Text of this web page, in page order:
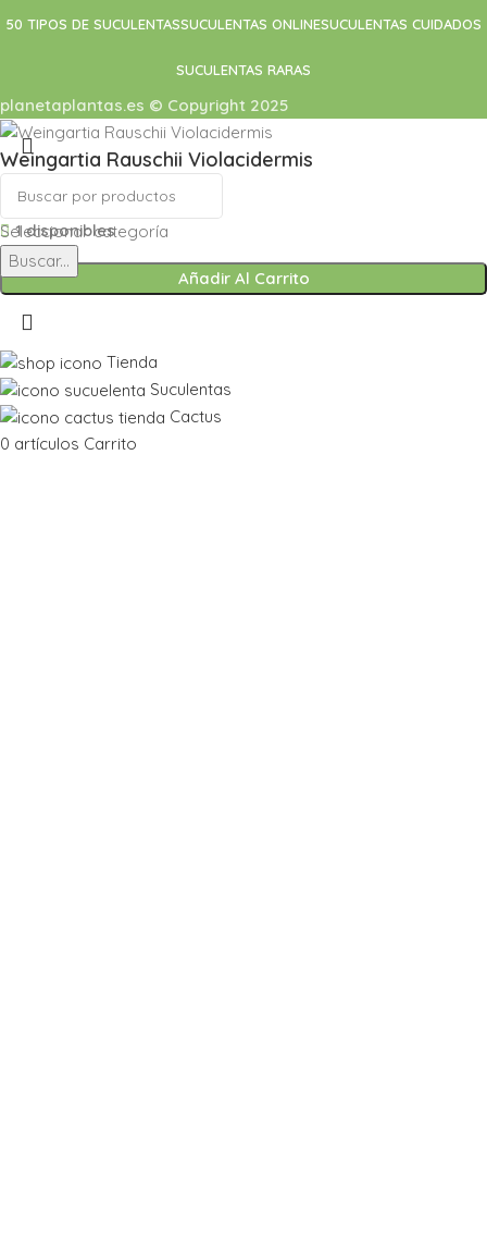
50 TIPOS DE SUCULENTASSUCULENTAS ONLINESUCULENTAS CUIDADOS
SUCULENTAS RARAS
planetaplantas.es © Copyright 2025
Seleccionar categoría
Buscar...
Weingartia Rauschii Violacidermis
44,00€
1 disponibles
Añadir Al Carrito
Tienda
Suculentas
Cactus
0 artículos Carrito